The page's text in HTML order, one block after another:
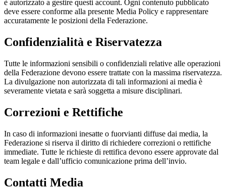
è autorizzato a gestire questi account. Ogni contenuto pubblicato
deve essere conforme alla presente Media Policy e rappresentare
accuratamente le posizioni della Federazione.
Confidenzialità e Riservatezza
Tutte le informazioni sensibili o confidenziali relative alle operazioni
della Federazione devono essere trattate con la massima riservatezza.
La divulgazione non autorizzata di tali informazioni ai media è
severamente vietata e sarà soggetta a misure disciplinari.
Correzioni e Rettifiche
In caso di informazioni inesatte o fuorvianti diffuse dai media, la
Federazione si riserva il diritto di richiedere correzioni o rettifiche
immediate. Tutte le richieste di rettifica devono essere approvate dal
team legale e dall’ufficio comunicazione prima dell’invio.
Contatti Media